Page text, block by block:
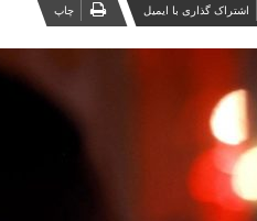
اشتراک گذاری با ایمیل چاپ